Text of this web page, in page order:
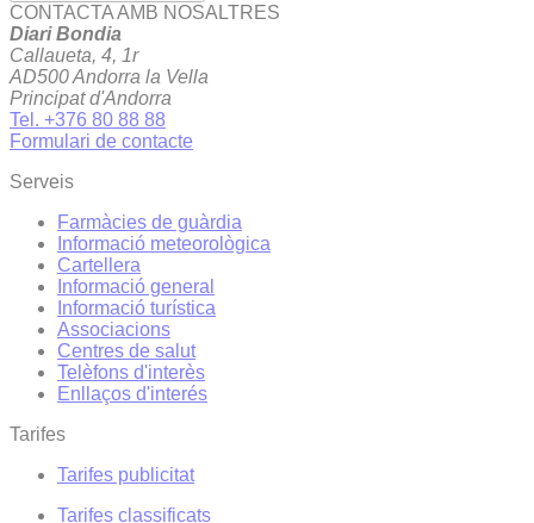
CONTACTA AMB NOSALTRES
Diari Bondia
Callaueta, 4, 1r
AD500 Andorra la Vella
Principat d'Andorra
Tel. +376 80 88 88
Formulari de contacte
Serveis
Farmàcies de guàrdia
Informació meteorològica
Cartellera
Informació general
Informació turística
Associacions
Centres de salut
Telèfons d'interès
Enllaços d'interés
Tarifes
Tarifes publicitat
Tarifes classificats